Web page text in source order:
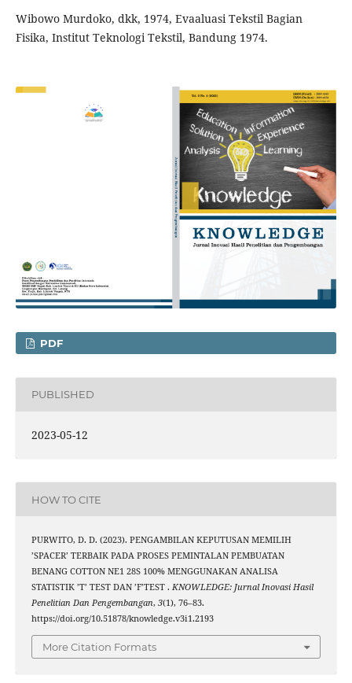
Wibowo Murdoko, dkk, 1974, Evaaluasi Tekstil Bagian
Fisika, Institut Teknologi Tekstil, Bandung 1974.
PDF
PUBLISHED
2023-05-12
HOW TO CITE
PURWITO, D. D. (2023). PENGAMBILAN KEPUTUSAN MEMILIH
’SPACER’ TERBAIK PADA PROSES PEMINTALAN PEMBUATAN
BENANG COTTON NE1 28S 100% MENGGUNAKAN ANALISA
STATISTIK ’T’ TEST DAN ’F’TEST . KNOWLEDGE: Jurnal Inovasi Hasil
Penelitian Dan Pengembangan, 3(1), 76–83.
https://doi.org/10.51878/knowledge.v3i1.2193
More Citation Formats